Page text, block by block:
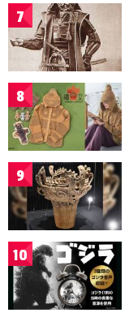
7
8
9
10